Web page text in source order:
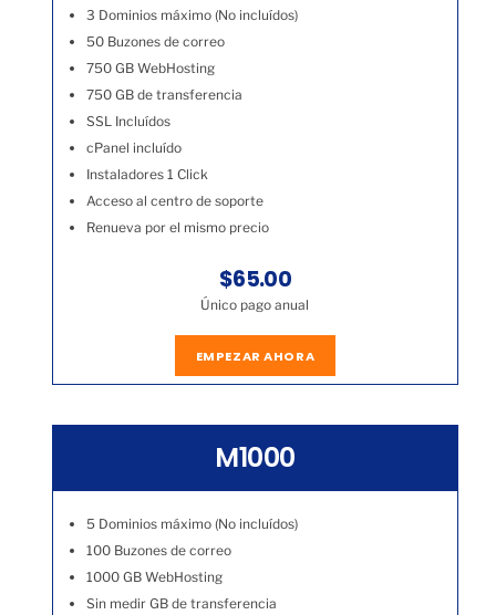
3 Dominios máximo (No incluídos)
50 Buzones de correo
750 GB WebHosting
750 GB de transferencia
SSL Incluídos
cPanel incluído
Instaladores 1 Click
Acceso al centro de soporte
Renueva por el mismo precio
$65.00
Único pago anual
EMPEZAR AHORA
M1000
5 Dominios máximo (No incluídos)
100 Buzones de correo
1000 GB WebHosting
Sin medir GB de transferencia